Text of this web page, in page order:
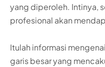
yang diperoleh. Intinya,
profesional akan
Itulah informasi
garis besar yang